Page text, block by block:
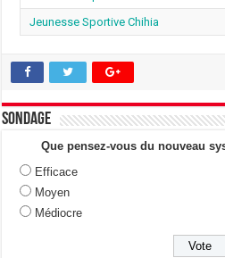
Jeunesse Sportive Chihia
Sondage
Que pensez-vous du nouveau
Efficace
Moyen
Médiocre